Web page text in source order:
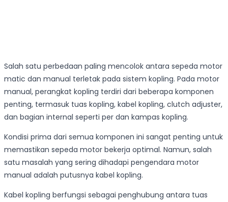
Salah satu perbedaan paling mencolok antara sepeda motor
matic dan manual terletak pada sistem kopling. Pada motor
manual, perangkat kopling terdiri dari beberapa komponen
penting, termasuk tuas kopling, kabel kopling, clutch adjuster,
dan bagian internal seperti per dan kampas kopling.
Kondisi prima dari semua komponen ini sangat penting untuk
memastikan sepeda motor bekerja optimal. Namun, salah
satu masalah yang sering dihadapi pengendara motor
manual adalah putusnya kabel kopling.
Kabel kopling berfungsi sebagai penghubung antara tuas